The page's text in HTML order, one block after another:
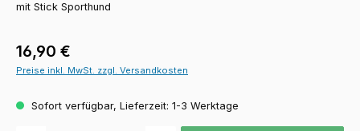
mit Stick Sporthund
Regulärer Preis:
16,90 €
Preise inkl. MwSt. zzgl. Versandkosten
Sofort verfügbar, Lieferzeit: 1-3 Werktage